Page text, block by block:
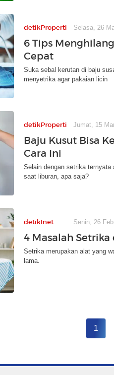
detikProperti Selasa, 26
6 Tips
Cepat
Suka sebal kerutan di baju
menyetrika agar pakaian licin
detikProperti Jumat, 15
Baju Kusut Bisa
Cara Ini
Selain dengan setrika
saat liburan, apa saja?
detikInet Senin, 26
4 Masalah Setrika
Setrika merupakan alat yang
lama.
1